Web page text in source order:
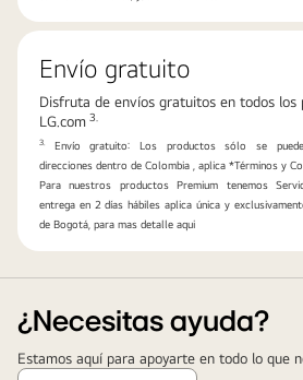
Envío gratuito
Disfruta de envíos gratuitos en todos los
LG.com 3.
3. Envío gratuito: Los productos sólo se
direcciones dentro de Colombia , aplica *Términos y
Para nuestros productos Premium tenemos
entrega en 2 días hábiles aplica única y
de Bogotá, para mas detalle aqui
¿Necesitas ayuda?
Estamos aquí para apoyarte en todo lo que